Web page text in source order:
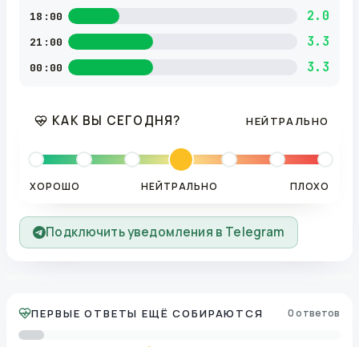
18:00 2.0
21:00 3.3
00:00 3.3
КАК ВЫ СЕГОДНЯ? НЕЙТРАЛЬНО
ХОРОШО НЕЙТРАЛЬНО ПЛОХО
Подключить уведомления в Telegram
ПЕРВЫЕ ОТВЕТЫ ЕЩЁ СОБИРАЮТСЯ 0 ответов